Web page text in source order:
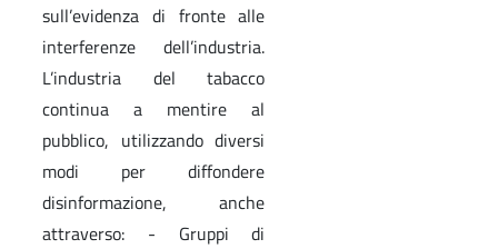
sull’evidenza di fronte alle
interferenze dell’industria.
L’industria del tabacco
continua a mentire al
pubblico, utilizzando diversi
modi per diffondere
disinformazione, anche
attraverso: - Gruppi di